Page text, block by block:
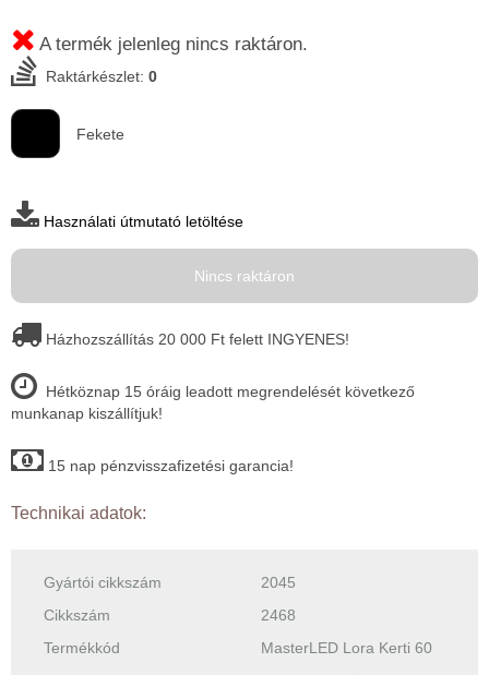
A termék jelenleg nincs raktáron.
Raktárkészlet: 0
Fekete
Használati útmutató letöltése
Nincs raktáron
Házhozszállítás 20 000 Ft felett INGYENES!
Hétköznap 15 óráig leadott megrendelését következő
munkanap kiszállítjuk!
15 nap pénzvisszafizetési garancia!
Technikai adatok:
Gyártói cikkszám
2045
Cikkszám
2468
Termékkód
MasterLED Lora Kerti 60